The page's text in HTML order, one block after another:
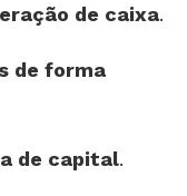
de caixa.
de forma
de capital.